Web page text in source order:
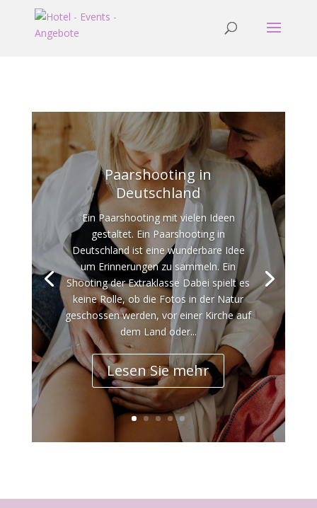
Paarshooting in
Deutschland
Ein Paarshooting mit vielen Ideen
gestaltet. Ein Paarshooting in
Deutschland ist eine wunderbare Idee
um Erinnerungen zu sammeln. Ein
Shooting der Extraklasse Dabei spielt es
keine Rolle, ob die Fotos in der Natur
geschossen werden, vor einer Kirche auf
dem Land oder...
Lesen Sie mehr